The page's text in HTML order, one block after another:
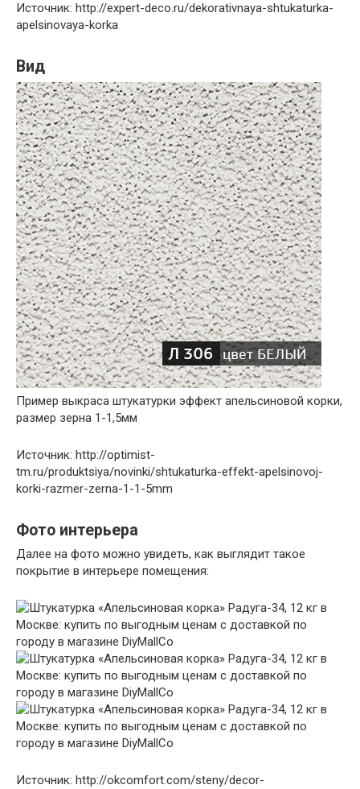
Источник: http://expert-deco.ru/dekorativnaya-shtukaturka-
apelsinovaya-korka
Вид
Пример выкраса штукатурки эффект апельсиновой корки,
размер зерна 1-1,5мм
Источник: http://optimist-
tm.ru/produktsiya/novinki/shtukaturka-effekt-apelsinovoj-
korki-razmer-zerna-1-1-5mm
Фото интерьера
Далее на фото можно увидеть, как выглядит такое
покрытие в интерьере помещения:
Источник: http://okcomfort.com/steny/decor-